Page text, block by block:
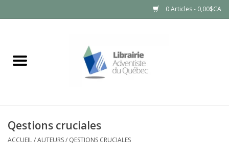
0 Articles - 0,00$CA
Qestions cruciales
ACCUEIL/AUTEURS/ QESTIONS CRUCIALES